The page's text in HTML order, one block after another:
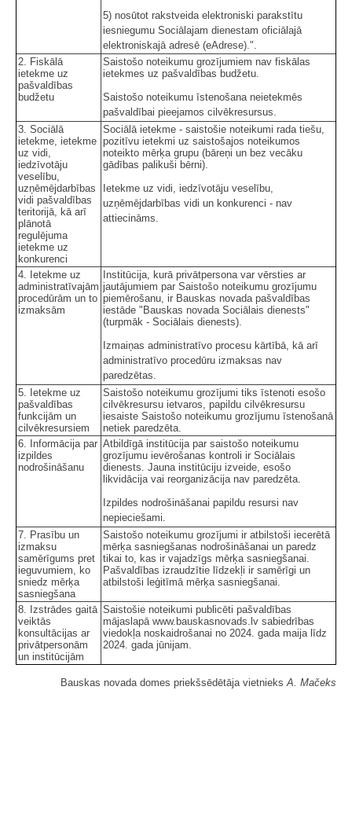
5) nosūtot rakstveida elektroniski parakstītu
iesniegumu Sociālajam dienestam oficiālajā
elektroniskajā adresē (eAdrese).".
2. Fiskālā
ietekme uz
pašvaldības
budžetu
Saistošo noteikumu grozījumiem nav fiskālas
ietekmes uz pašvaldības budžetu.
Saistošo noteikumu īstenošana neietekmēs
pašvaldībai pieejamos cilvēkresursus.
3. Sociālā
ietekme, ietekme
uz vidi,
iedzīvotāju
veselību,
uzņēmējdarbības
vidi pašvaldības
teritorijā, kā arī
plānotā
regulējuma
ietekme uz
konkurenci
Sociālā ietekme - saistošie noteikumi rada tiešu,
pozitīvu ietekmi uz saistošajos noteikumos
noteikto mērķa grupu (bāreņi un bez vecāku
gādības palikuši bērni).
Ietekme uz vidi, iedzīvotāju veselību,
uzņēmējdarbības vidi un konkurenci - nav
attiecināms.
4. Ietekme uz
administratīvajām
procedūrām un to
izmaksām
Institūcija, kurā privātpersona var vērsties ar
jautājumiem par Saistošo noteikumu grozījumu
piemērošanu, ir Bauskas novada pašvaldības
iestāde "Bauskas novada Sociālais dienests"
(turpmāk - Sociālais dienests).
Izmaiņas administratīvo procesu kārtībā, kā arī
administratīvo procedūru izmaksas nav
paredzētas.
5. Ietekme uz
pašvaldības
funkcijām un
cilvēkresursiem
Saistošo noteikumu grozījumi tiks īstenoti esošo
cilvēkresursu ietvaros, papildu cilvēkresursu
iesaiste Saistošo noteikumu grozījumu īstenošanā
netiek paredzēta.
6. Informācija par
izpildes
nodrošināšanu
Atbildīgā institūcija par saistošo noteikumu
grozījumu ievērošanas kontroli ir Sociālais
dienests. Jauna institūciju izveide, esošo
likvidācija vai reorganizācija nav paredzēta.
Izpildes nodrošināšanai papildu resursi nav
nepieciešami.
7. Prasību un
izmaksu
samērīgums pret
ieguvumiem, ko
sniedz mērķa
sasniegšana
Saistošo noteikumu grozījumi ir atbilstoši iecerētā
mērķa sasniegšanas nodrošināšanai un paredz
tikai to, kas ir vajadzīgs mērķa sasniegšanai.
Pašvaldības izraudzītie līdzekļi ir samērīgi un
atbilstoši leģitīmā mērķa sasniegšanai.
8. Izstrādes gaitā
veiktās
konsultācijas ar
privātpersonām
un institūcijām
Saistošie noteikumi publicēti pašvaldības
mājaslapā www.bauskasnovads.lv sabiedrības
viedokļa noskaidrošanai no 2024. gada maija līdz
2024. gada jūnijam.
Bauskas novada domes priekšsēdētāja vietnieksA. Mačeks